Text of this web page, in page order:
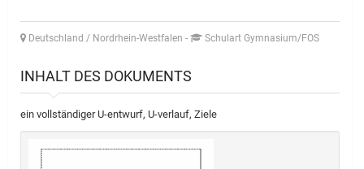
Deutschland / Nordrhein-Westfalen - Schulart Gymnasium/FOS
INHALT DES DOKUMENTS
ein vollständiger U-entwurf, U-verlauf, Ziele